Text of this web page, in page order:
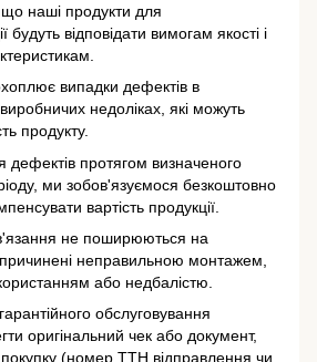
наші продукти для
будуть відповідати вимогам якості і
випадки дефектів в
недоліках, які можуть
продукту.
дефектів протягом визначеного
ми зобов'язуємося безкоштовно
вартість продукції.
не поширюються на
неправильною монтажем,
або недбалістю.
обслуговування
оригінальний чек або документ,
(номер ТТН відправлення чи